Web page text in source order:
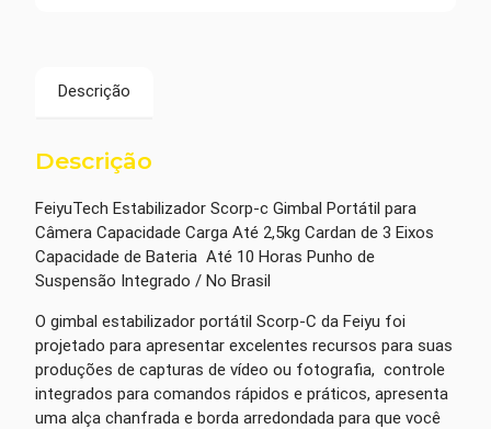
Descrição
Descrição
FeiyuTech Estabilizador Scorp-c Gimbal Portátil para
Câmera Capacidade Carga Até 2,5kg Cardan de 3 Eixos
Capacidade de Bateria Até 10 Horas Punho de
Suspensão Integrado / No Brasil
O gimbal estabilizador portátil Scorp-C da Feiyu foi
projetado para apresentar excelentes recursos para suas
produções de capturas de vídeo ou fotografia, controle
integrados para comandos rápidos e práticos, apresenta
uma alça chanfrada e borda arredondada para que você